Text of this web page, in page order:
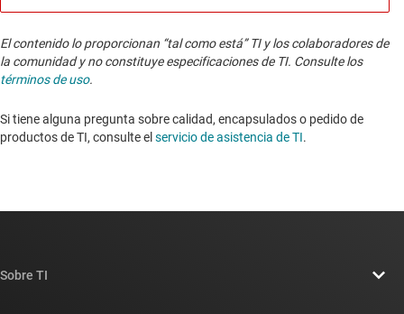
El contenido lo proporcionan “tal como está” TI y los colaboradores de
la comunidad y no constituye especificaciones de TI. Consulte los
términos de uso.
Si tiene alguna pregunta sobre calidad, encapsulados o pedido de
productos de TI, consulte el servicio de asistencia de TI. ​​​​​​​​​​​​​​
Sobre TI